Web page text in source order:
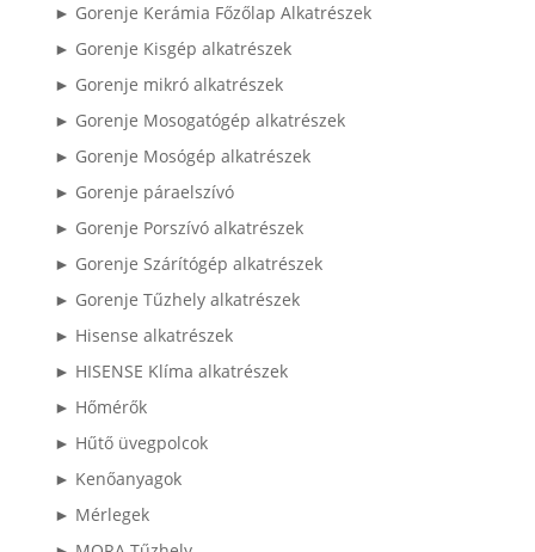
► Gorenje Kerámia Főzőlap Alkatrészek
► Gorenje Kisgép alkatrészek
► Gorenje mikró alkatrészek
► Gorenje Mosogatógép alkatrészek
► Gorenje Mosógép alkatrészek
► Gorenje páraelszívó
► Gorenje Porszívó alkatrészek
► Gorenje Szárítógép alkatrészek
► Gorenje Tűzhely alkatrészek
► Hisense alkatrészek
► HISENSE Klíma alkatrészek
► Hőmérők
► Hűtő üvegpolcok
► Kenőanyagok
► Mérlegek